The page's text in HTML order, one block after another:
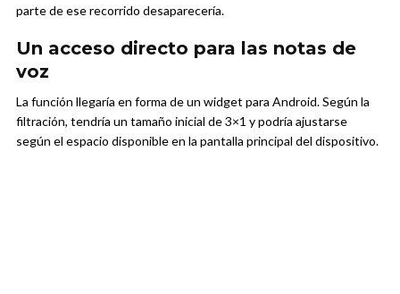
parte de ese recorrido desaparecería.
Un acceso directo para las notas de
voz
La función llegaría en forma de un widget para Android. Según la
filtración, tendría un tamaño inicial de 3×1 y podría ajustarse
según el espacio disponible en la pantalla principal del dispositivo.